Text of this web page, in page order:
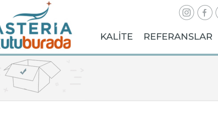
KALİTE REFERANSLAR